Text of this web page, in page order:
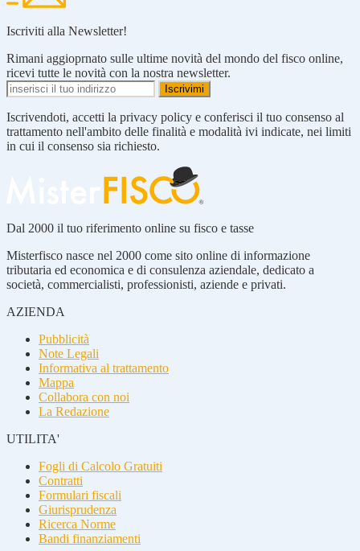
Iscriviti alla Newsletter!
Rimani aggioprnato sulle ultime novità del mondo del fisco online,
ricevi tutte le novità con la nostra newsletter.
Iscrivendoti, accetti la privacy policy e conferisci il tuo consenso al
trattamento nell'ambito delle finalità e modalità ivi indicate, nei limiti
in cui il consenso sia richiesto.
Dal 2000 il tuo riferimento online su fisco e tasse
Misterfisco nasce nel 2000 come sito online di informazione
tributaria ed economica e di consulenza aziendale, dedicato a
società, commercialisti, professionisti, aziende e privati.
AZIENDA
Pubblicità
Note Legali
Informativa al trattamento
Mappa
Collabora con noi
La Redazione
UTILITA'
Fogli di Calcolo Gratuiti
Contratti
Formulari fiscali
Giurisprudenza
Ricerca Norme
Bandi finanziamenti